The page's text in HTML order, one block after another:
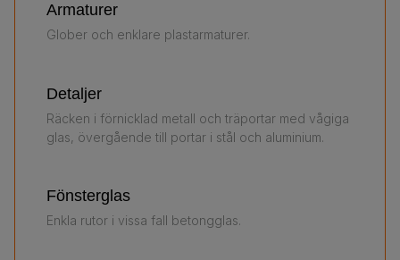
Armaturer
Glober och enklare plastarmaturer.
Detaljer
Räcken i förnicklad metall och träportar med vågiga
glas, övergående till portar i stål och aluminium.
Fönsterglas
Enkla rutor i vissa fall betongglas.